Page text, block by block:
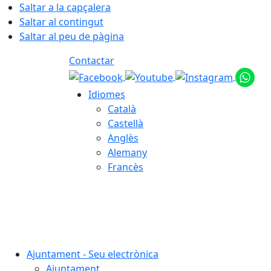
Saltar a la capçalera
Saltar al contingut
Saltar al peu de pàgina
Contactar
Idiomes
Català
Castellà
Anglès
Alemany
Francès
Ajuntament - Seu electrònica